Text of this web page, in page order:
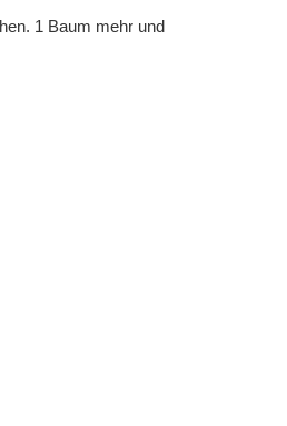
1 Baum mehr und